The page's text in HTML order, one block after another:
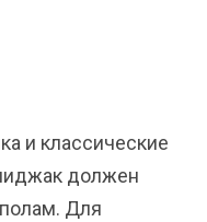
и классические
должен
Для